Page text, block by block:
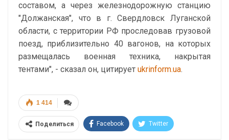
составом, а через железнодорожную станцию
"Должанская", что в г. Свердловск Луганской
области, с территории РФ проследовав грузовой
поезд, приблизительно 40 вагонов, на которых
размещалась военная техника, накрытая
тентами", - сказал он, цитирует ukrinform.ua.
1 414
Поделиться Facebook Twitter